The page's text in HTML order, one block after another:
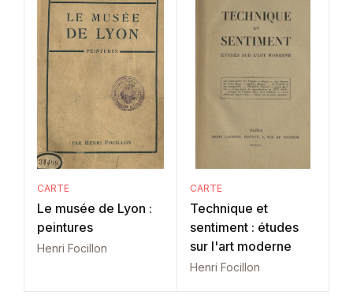
CARTE
Le musée de Lyon :
peintures
Henri Focillon
CARTE
Technique et
sentiment : études
sur l'art moderne
Henri Focillon